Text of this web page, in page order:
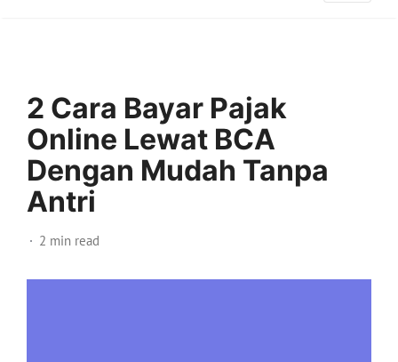
2 Cara Bayar Pajak
Online Lewat BCA
Dengan Mudah Tanpa
Antri
2 min read